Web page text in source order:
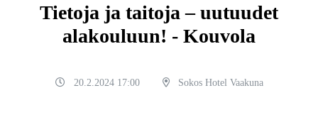
Tietoja ja taitoja – uutuudet
alakouluun! - Kouvola
20.2.2024 17:00 Sokos Hotel Vaakuna